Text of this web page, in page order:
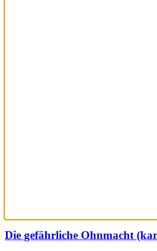
Die gefährliche Ohnmacht